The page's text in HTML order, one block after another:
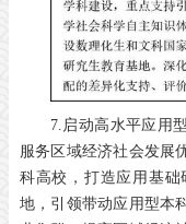
7.启动高水平应用
服务区域经济社会发展
科高校，打造应用基
地，引领带动应用型本